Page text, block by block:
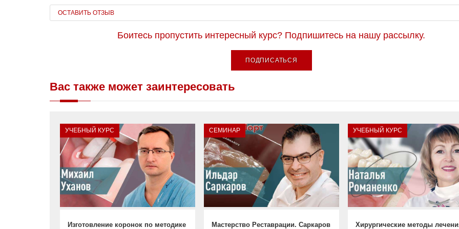
ОСТАВИТЬ ОТЗЫВ
Боитесь пропустить интересный курс? Подпишитесь на нашу рассылку.
ПОДПИСАТЬСЯ
Вас также может заинтересовать
УЧЕБНЫЙ КУРС
Изготовление коронок по методике
СЕМИНАР
Мастерство Реставрации. Саркаров
УЧЕБНЫЙ КУРС
Хирургические методы